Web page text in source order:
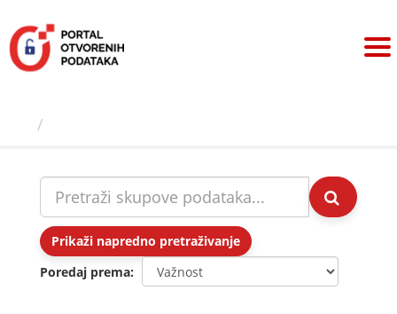
sadržaj
Prikaži napredno pretraživanje
Poredaj prema